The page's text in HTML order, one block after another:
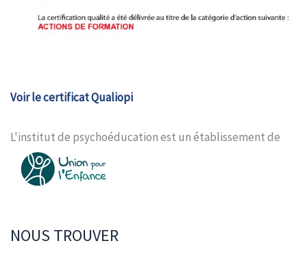
Voir le certificat Qualiopi
L'institut de psychoéducation est un établissement de
NOUS TROUVER